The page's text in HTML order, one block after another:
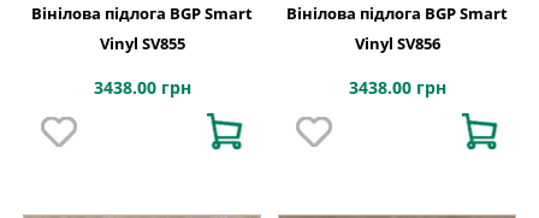
Вінілова підлога BGP Smart
Vinyl SV855
3438.00 грн
Вінілова підлога BGP Smart
Vinyl SV856
3438.00 грн